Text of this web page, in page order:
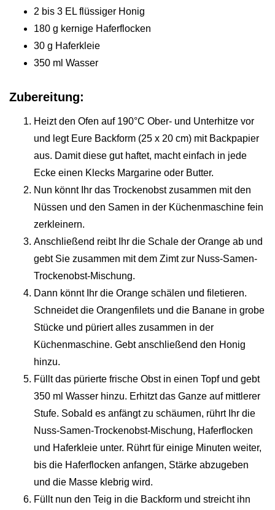
2 bis 3 EL flüssiger Honig
180 g kernige Haferflocken
30 g Haferkleie
350 ml Wasser
Zubereitung:
Heizt den Ofen auf 190°C Ober- und Unterhitze vor
und legt Eure Backform (25 x 20 cm) mit Backpapier
aus. Damit diese gut haftet, macht einfach in jede
Ecke einen Klecks Margarine oder Butter.
Nun könnt Ihr das Trockenobst zusammen mit den
Nüssen und den Samen in der Küchenmaschine fein
zerkleinern.
Anschließend reibt Ihr die Schale der Orange ab und
gebt Sie zusammen mit dem Zimt zur Nuss-Samen-
Trockenobst-Mischung.
Dann könnt Ihr die Orange schälen und fi­le­tie­ren.
Schneidet die Orangenfilets und die Banane in grobe
Stücke und püriert alles zusammen in der
Küchenmaschine. Gebt anschließend den Honig
hinzu.
Füllt das pürierte frische Obst in einen Topf und gebt
350 ml Wasser hinzu. Erhitzt das Ganze auf mittlerer
Stufe. Sobald es anfängt zu schäumen, rührt Ihr die
Nuss-Samen-Trockenobst-Mischung, Haferflocken
und Haferkleie unter. Rührt für einige Minuten weiter,
bis die Haferflocken anfangen, Stärke abzugeben
und die Masse klebrig wird.
Füllt nun den Teig in die Backform und streicht ihn